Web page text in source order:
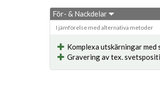
För- & Nackdelar
I jämförelse med alternativa metoder
Komplexa utskärningar med
Gravering av tex.